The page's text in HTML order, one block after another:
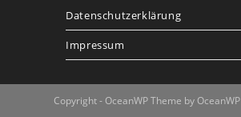
Datenschutzerklärung
Impressum
Copyright - OceanWP Theme by OceanWP